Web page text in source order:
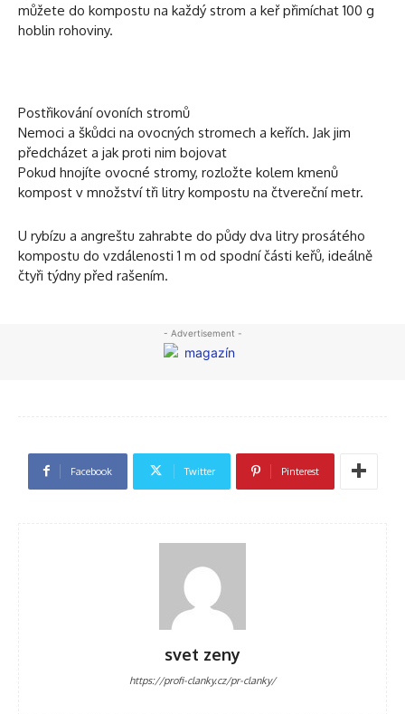
můžete do kompostu na každý strom a keř přimíchat 100 g
hoblin rohoviny.
Postřikování ovoních stromů
Nemoci a škůdci na ovocných stromech a keřích. Jak jim
předcházet a jak proti nim bojovat
Pokud hnojíte ovocné stromy, rozložte kolem kmenů
kompost v množství tři litry kompostu na čtvereční metr.
U rybízu a angreštu zahrabte do půdy dva litry prosátého
kompostu do vzdálenosti 1 m od spodní části keřů, ideálně
čtyři týdny před rašením.
- Advertisement -
Facebook Twitter Pinterest
svet zeny
https://profi-clanky.cz/pr-clanky/